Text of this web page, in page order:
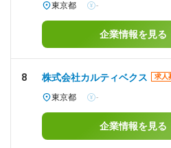
東京都 -
企業情報を見る
8 株式会社カルティベクス 求人
東京都 -
企業情報を見る